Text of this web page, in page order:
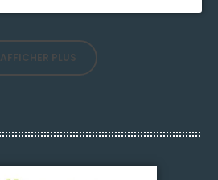
AFFICHER PLUS